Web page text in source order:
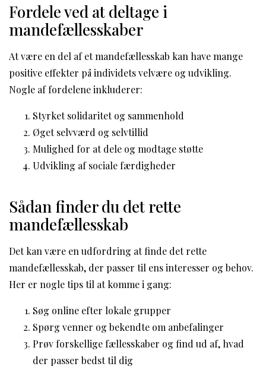
Fordele ved at deltage i
mandefællesskaber
At være en del af et mandefællesskab kan have mange
positive effekter på individets velvære og udvikling.
Nogle af fordelene inkluderer:
Styrket solidaritet og sammenhold
Øget selvværd og selvtillid
Mulighed for at dele og modtage støtte
Udvikling af sociale færdigheder
Sådan finder du det rette
mandefællesskab
Det kan være en udfordring at finde det rette
mandefællesskab, der passer til ens interesser og behov.
Her er nogle tips til at komme i gang:
Søg online efter lokale grupper
Spørg venner og bekendte om anbefalinger
Prøv forskellige fællesskaber og find ud af, hvad
der passer bedst til dig